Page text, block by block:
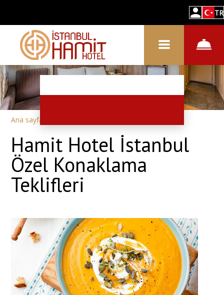
TR
Ana sayfa
Hamit Hotel İstanbul
Özel Konaklama
Teklifleri